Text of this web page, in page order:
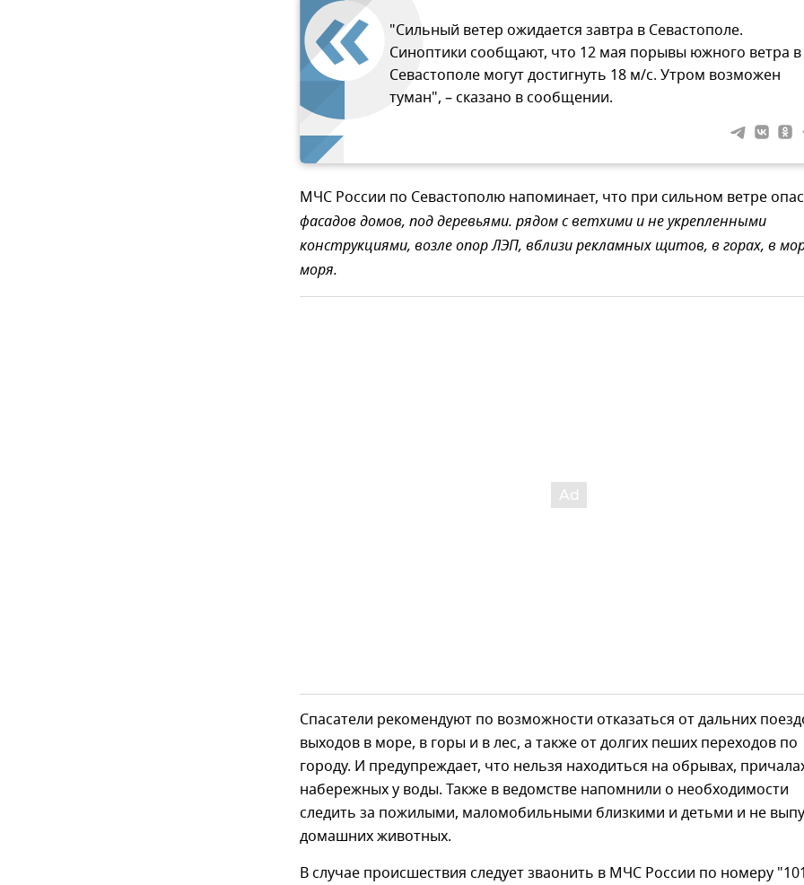
"Сильный ветер ожидается завтра в Севастополе.
Синоптики сообщают, что 12 мая порывы южного ветра в
Севастополе могут достигнуть 18 м/с. Утром возможен
туман", – сказано в сообщении.
МЧС России по Севастополю напоминает, что при сильном ветре
фасадов домов, под деревьями. рядом с ветхими и не укрепленными
конструкциями, возле опор ЛЭП, вблизи рекламных щитов, в горах, в
моря.
Спасатели рекомендуют по возможности отказаться от дальних
выходов в море, в горы и в лес, а также от долгих пеших переходов по
городу. И предупреждает, что нельзя находиться на обрывах,
набережных у воды. Также в ведомстве напомнили о необходимости
следить за пожилыми, маломобильными близкими и детьми и не
домашних животных.
В случае происшествия следует зваонить в МЧС России по номеру